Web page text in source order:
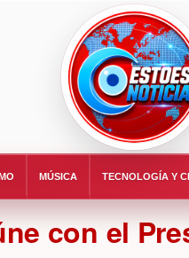
MÚSICA TECNOLOGÍA Y
con el